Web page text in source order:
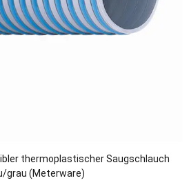
thermoplastischer Saugschlauch
grau (Meterware)